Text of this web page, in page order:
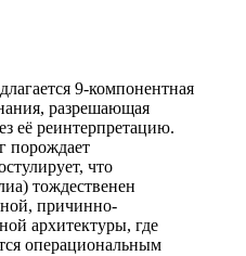
9-компонентная
разрешающая
её реинтерпретацию.
порождает
что
тождественен
причинно-
архитектуры, где
операциональным